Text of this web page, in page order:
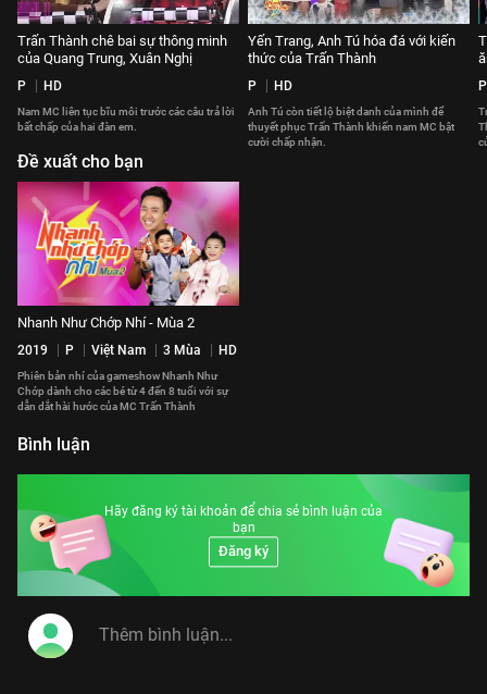
Trấn Thành chê bai sự thông minh
của Quang Trung, Xuân Nghị
P HD
Nam MC liên tục bĩu môi trước các câu trả lời
bất chấp của hai đàn em.
Yến Trang, Anh Tú hóa đá với kiến
thức của Trấn Thành
P HD
Anh Tú còn tiết lộ biệt danh của mình để
thuyết phục Trấn Thành khiến nam MC bật
cười chấp nhận.
P
Đề xuất cho bạn
Nhanh Như Chớp Nhí - Mùa 2
2019 P Việt Nam 3 Mùa HD
Phiên bản nhí của gameshow Nhanh Như
Chớp dành cho các bé từ 4 đến 8 tuổi với sự
dẫn dắt hài hước của MC Trấn Thành
Bình luận
Hãy đăng ký tài khoản để chia sẻ bình luận của
bạn
Đăng ký